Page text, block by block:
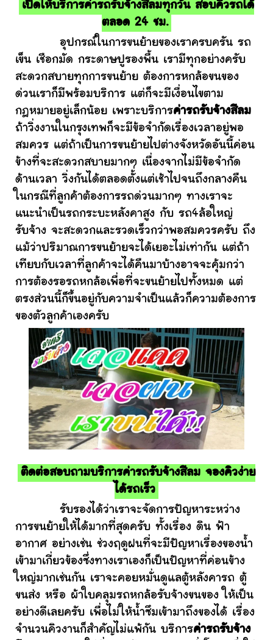
เปิดให้บริการค่ารถรับจ้างสีลมทุกวัน สอบคิวรถได้
ตลอด 24 ชม.
อุปกรณ์ในการขนย้ายของเราครบครัน รถ
เข็น เชือกมัด กระดาษปูรองพื้น เรามีทุกอย่างครับ
สะดวกสบายทุกการขนย้าย ต้องการหกล้อขนของ
ด่วนเราก็มีพร้อมบริการ แต่ก็จะมีเงื่อนไขตาม
กฎหมายอยู่เล็กน้อย เพราะบริการค่ารถรับจ้างสีลม
ถ้าวิ่งงานในกรุงเทพก็จะมีข้อจำกัดเรื่องเวลาอยู่พอ
สมควร แต่ถ้าเป็นการขนย้ายไปต่างจังหวัดอันนี้ค่อน
ข้างที่จะสะดวกสบายมากๆ เนื่องจากไม่มีข้อจำกัด
ด้านเวลา วิ่งกันได้ตลอดตั้งแต่เช้าไปจนถึงกลางคืน
ในกรณีที่ลูกค้าต้องการรถด่วนมากๆ ทางเราจะ
แนะนำเป็นรถกระบะหลังคาสูง กับ รถ4ล้อใหญ่
รับจ้าง จะสะดวกและรวดเร็วกว่าพอสมควรครับ ถึง
แม้ว่าปริมาณการขนย้ายจะได้เยอะไม่เท่ากัน แต่ถ้า
เทียบกับเวลาที่ลูกค้าจะได้คืนมาบ้างอาจจะคุ้มกว่า
การต้องรอรถหกล้อเพื่อที่จะขนย้ายไปทั้งหมด แต่
ตรงส่วนนี้ก็ขึ้นอยู่กับความจำเป็นแล้วก็ความต้องการ
ของตัวลูกค้าเองครับ
ติดต่อสอบถามบริการค่ารถรับจ้างสีลม จองคิวง่าย
ได้รถเร็ว
รับรองได้ว่าเราจะจัดการปัญหาระหว่าง
การขนย้ายให้ได้มากที่สุดครับ ทั้งเรื่อง ดิน ฟ้า
อากาศ อย่างเช่น ช่วงฤดูฝนที่จะมีปัญหาเรื่องของน้ำ
เข้ามาเกี่ยวข้องซึ่งทางเราเองก็เป็นปัญหาที่ค่อนข้าง
ใหญ่มากเช่นกัน เราจะคอยหมั่นดูแลตู้หลังคารถ ตู้
ขนส่ง หรือ ผ้าใบคลุมรถหกล้อรับจ้างขนของ ให้เป็น
อย่างดีเลยครับ เพื่อไม่ให้น้ำซึมเข้ามาถึงของได้ เรื่อง
จำนวนคิวงานก็สำคัญไม่แพ้กัน บริการค่ารถรับจ้าง